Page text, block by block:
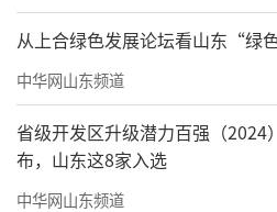
从上合绿色发展论坛看山东“绿
中华网山东频道
省级开发区升级潜力百强（2024
布，山东这8家入选
中华网山东频道